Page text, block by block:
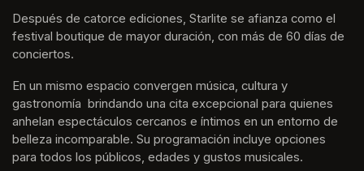
Después de catorce ediciones, Starlite se afianza como el
festival boutique de mayor duración, con más de 60 días de
conciertos.
En un mismo espacio convergen música, cultura y
gastronomía  brindando una cita excepcional para quienes
anhelan espectáculos cercanos e íntimos en un entorno de
belleza incomparable. Su programación incluye opciones
para todos los públicos, edades y gustos musicales.